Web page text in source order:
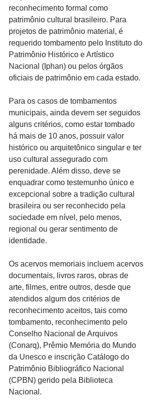
reconhecimento formal como
patrimônio cultural brasileiro. Para
projetos de patrimônio material, é
requerido tombamento pelo Instituto do
Patrimônio Histórico e Artístico
Nacional (Iphan) ou pelos órgãos
oficiais de patrimônio em cada estado.
Para os casos de tombamentos
municipais, ainda devem ser seguidos
alguns critérios, como estar tombado
há mais de 10 anos, possuir valor
histórico ou arquitetônico singular e ter
uso cultural assegurado com
perenidade. Além disso, deve se
enquadrar como testemunho único e
excepcional sobre a tradição cultural
brasileira ou ser reconhecido pela
sociedade em nível, pelo menos,
regional ou gerar sentimento de
identidade.
Os acervos memoriais incluem acervos
documentais, livros raros, obras de
arte, filmes, entre outros, desde que
atendidos algum dos critérios de
reconhecimento aceitos, tais como
tombamento, reconhecimento pelo
Conselho Nacional de Arquivos
(Conarq), Prêmio Memória do Mundo
da Unesco e inscrição Catálogo do
Patrimônio Bibliográfico Nacional
(CPBN) gerido pela Biblioteca
Nacional.